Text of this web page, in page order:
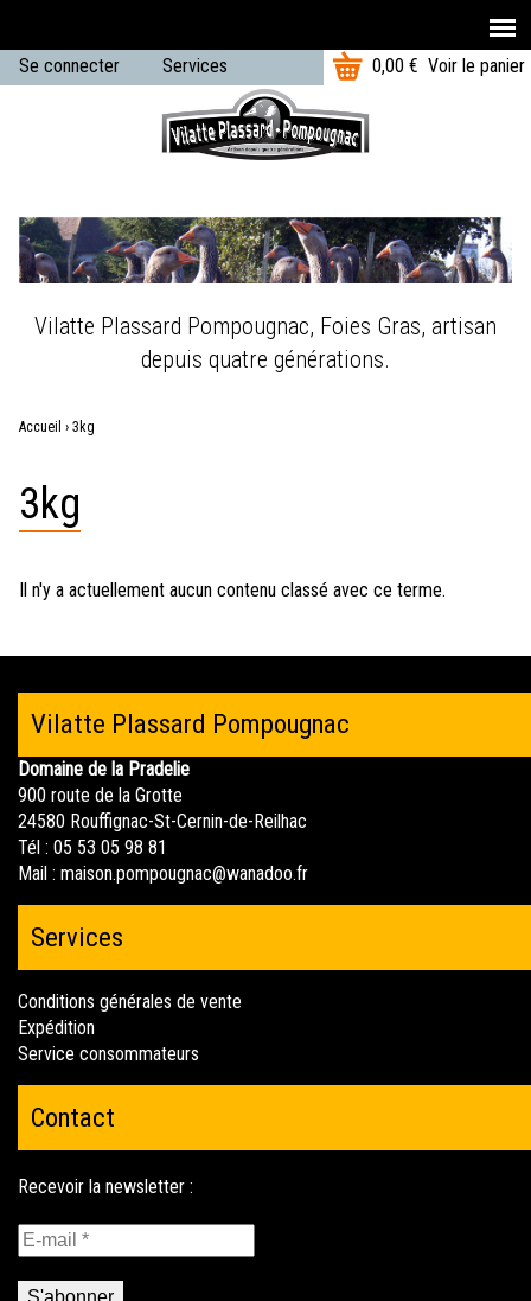
Aller au contenu principal
r
m
Se connecter Services
T
0,00 € Voir le panier
Vilatte Plassard Pompougnac, Foies Gras, artisan
depuis quatre générations.
Vous
êtes
Accueil › 3kg
3kg
Il n'y a actuellement aucun contenu classé avec ce terme.
Vilatte Plassard Pompougnac
Domaine de la Pradelie
900 route de la Grotte
24580 Rouffignac-St-Cernin-de-Reilhac
Tél : 05 53 05 98 81
Mail : maison.pompougnac@wanadoo.fr
Services
Conditions générales de vente
Expédition
Service consommateurs
Contact